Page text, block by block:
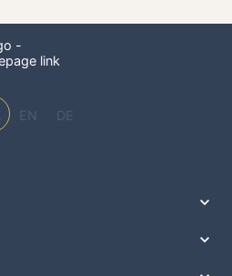
EN DE